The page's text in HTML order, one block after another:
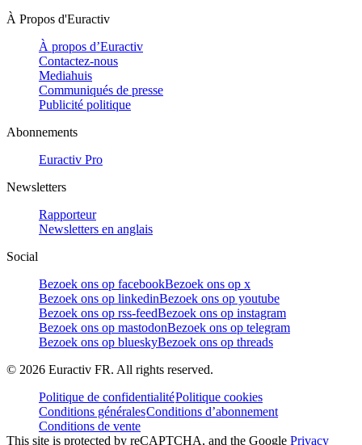
À Propos d'Euractiv
À propos d’Euractiv
Contactez-nous
Mediahuis
Communiqués de presse
Publicité politique
Abonnements
Euractiv Pro
Newsletters
Rapporteur
Newsletters en anglais
Social
Bezoek ons op facebookBezoek ons op x
Bezoek ons op linkedinBezoek ons op youtube
Bezoek ons op rss-feedBezoek ons op instagram
Bezoek ons op mastodonBezoek ons op telegram
Bezoek ons op blueskyBezoek ons op threads
© 2026 Euractiv FR. All rights reserved.
Politique de confidentialitéPolitique cookies
Conditions généralesConditions d’abonnement
Conditions de vente
This site is protected by reCAPTCHA, and the Google Privacy